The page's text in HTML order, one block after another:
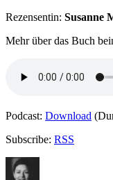
Rezensentin: Susanne
Mehr über das Buch
Podcast: Download
Subscribe: RSS